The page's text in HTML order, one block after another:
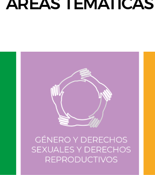
ÁREAS TEMÁTICAS